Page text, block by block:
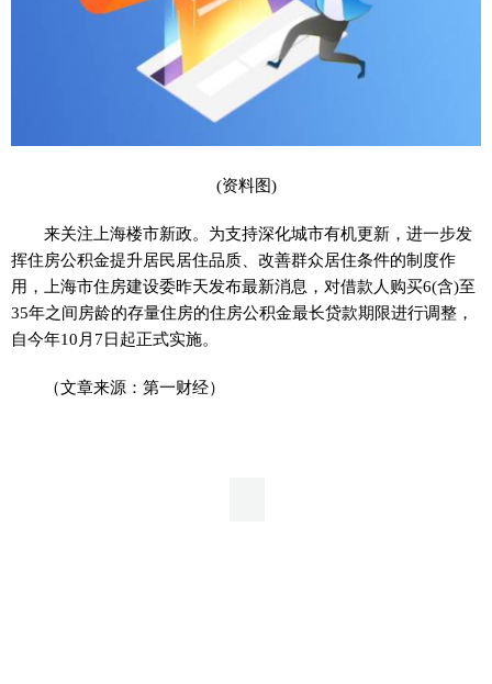
(资料图)
来关注上海楼市新政。为支持深化城市有机更新，进一步发
挥住房公积金提升居民居住品质、改善群众居住条件的制度作
用，上海市住房建设委昨天发布最新消息，对借款人购买6(含)至
35年之间房龄的存量住房的住房公积金最长贷款期限进行调整，
自今年10月7日起正式实施。
（文章来源：第一财经）